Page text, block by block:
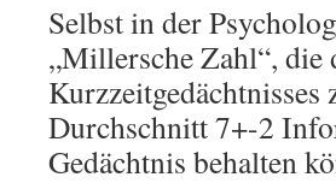
Selbst in der
„Millersche Zahl“, die
Durchschnitt 7+-2
Gedächtnis behalten